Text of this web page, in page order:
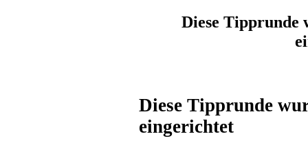
Diese Tipprunde
Diese Tipprunde
eingerichtet